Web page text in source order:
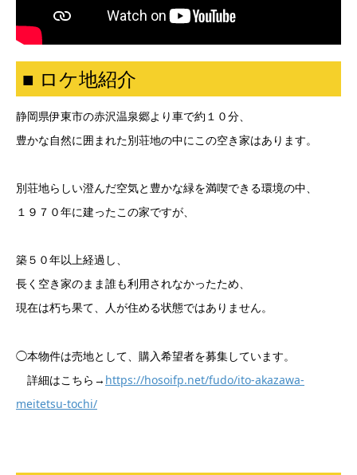
■ ロケ地紹介
静岡県伊東市の赤沢温泉郷より車で約１０分、
豊かな自然に囲まれた別荘地の中にこの空き家はあります。
別荘地らしい澄んだ空気と豊かな緑を満喫できる環境の中、
１９７０年に建ったこの家ですが、
築５０年以上経過し、
長く空き家のまま誰も利用されなかったため、
現在は朽ち果て、人が住める状態ではありません。
◯本物件は売地として、購入希望者を募集しています。
詳細はこちら→ https://hosoifp.net/fudo/ito-akazawa-
meitetsu-tochi/